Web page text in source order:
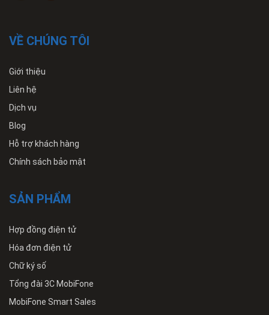
VỀ CHÚNG TÔI
Giới thiệu
Liên hệ
Dịch vụ
Blog
Hỗ trợ khách hàng
Chính sách bảo mật
SẢN PHẨM
Hợp đồng điện tử
Hóa đơn điện tử
Chữ ký số
Tổng đài 3C MobiFone
MobiFone Smart Sales